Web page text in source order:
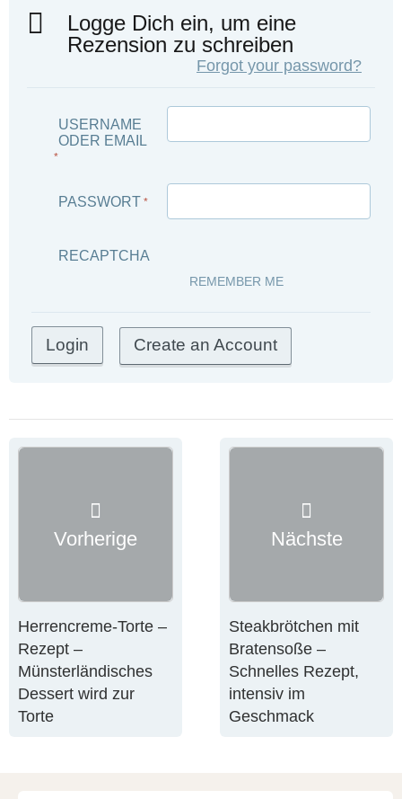
Logge Dich ein, um eine
Rezension zu schreiben
Forgot your password?
USERNAME
ODER EMAIL
*
PASSWORT *
RECAPTCHA
REMEMBER ME
Create an Account
Vorherige
Herrencreme-Torte –
Rezept –
Münsterländisches
Dessert wird zur
Torte
Nächste
Steakbrötchen mit
Bratensoße –
Schnelles Rezept,
intensiv im
Geschmack